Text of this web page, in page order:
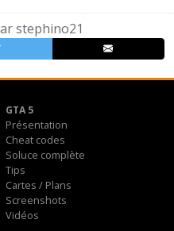
stephino21
GTA 5
Présentation
Cheat codes
Soluce complète
Tips
Cartes / Plans
Screenshots
Vidéos